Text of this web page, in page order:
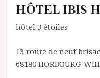
HÔTEL IBIS
hôtel 3 étoiles
13 route de neuf
68180 HORBOURG-